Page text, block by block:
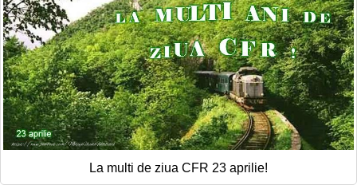
La multi de ziua CFR 23 aprilie!